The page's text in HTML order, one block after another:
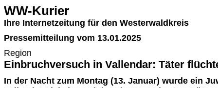
WW-Kurier
Ihre Internetzeitung für den Westerwaldkreis
Pressemitteilung vom 13.01.2025
Region
Einbruchversuch in Vallendar: Täter
In der Nacht zum Montag (13. Januar) wurde ein